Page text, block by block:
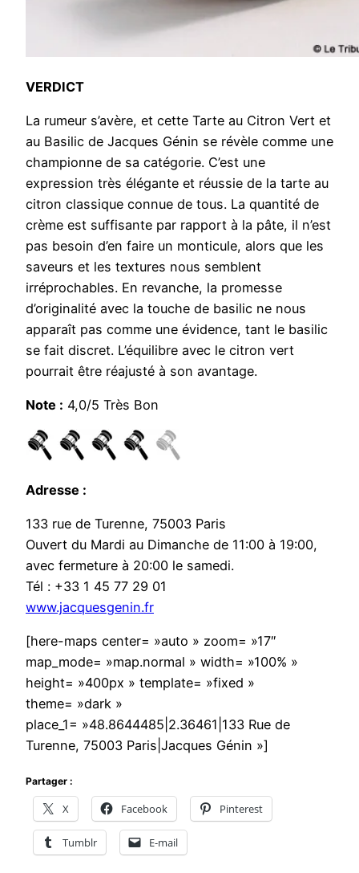
VERDICT
La rumeur s’avère, et cette Tarte au Citron Vert et
au Basilic de Jacques Génin se révèle comme une
championne de sa catégorie. C’est une
expression très élégante et réussie de la tarte au
citron classique connue de tous. La quantité de
crème est suffisante par rapport à la pâte, il n’est
pas besoin d’en faire un monticule, alors que les
saveurs et les textures nous semblent
irréprochables. En revanche, la promesse
d’originalité avec la touche de basilic ne nous
apparaît pas comme une évidence, tant le basilic
se fait discret. L’équilibre avec le citron vert
pourrait être réajusté à son avantage.
Note : 4,0/5 Très Bon
Adresse :
133 rue de Turenne, 75003 Paris
Ouvert du Mardi au Dimanche de 11:00 à 19:00,
avec fermeture à 20:00 le samedi.
Tél : +33 1 45 77 29 01
www.jacquesgenin.fr
[here-maps center= »auto » zoom= »17″
map_mode= »map.normal » width= »100% »
height= »400px » template= »fixed »
theme= »dark »
place_1= »48.8644485|2.36461|133 Rue de
Turenne, 75003 Paris|Jacques Génin »]
Partager :
X Facebook Pinterest
Tumblr E-mail